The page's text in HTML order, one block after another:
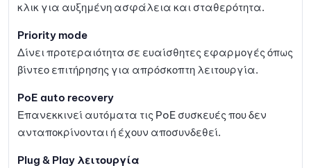
κλικ για αυξημένη ασφάλεια και σταθερότητα.
Priority mode
Δίνει προτεραιότητα σε ευαίσθητες εφαρμογές όπως
βίντεο επιτήρησης για απρόσκοπτη λειτουργία.
PoE auto recovery
Επανεκκινεί αυτόματα τις PoE συσκευές που δεν
ανταποκρίνονται ή έχουν αποσυνδεθεί.
Plug & Play λειτουργία